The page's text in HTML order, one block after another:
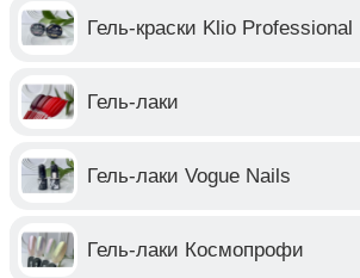
Гель-краски Klio Professional
Гель-лаки
Гель-лаки Vogue Nails
Гель-лаки Космопрофи